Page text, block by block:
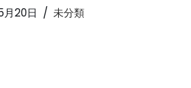
20日 未分類